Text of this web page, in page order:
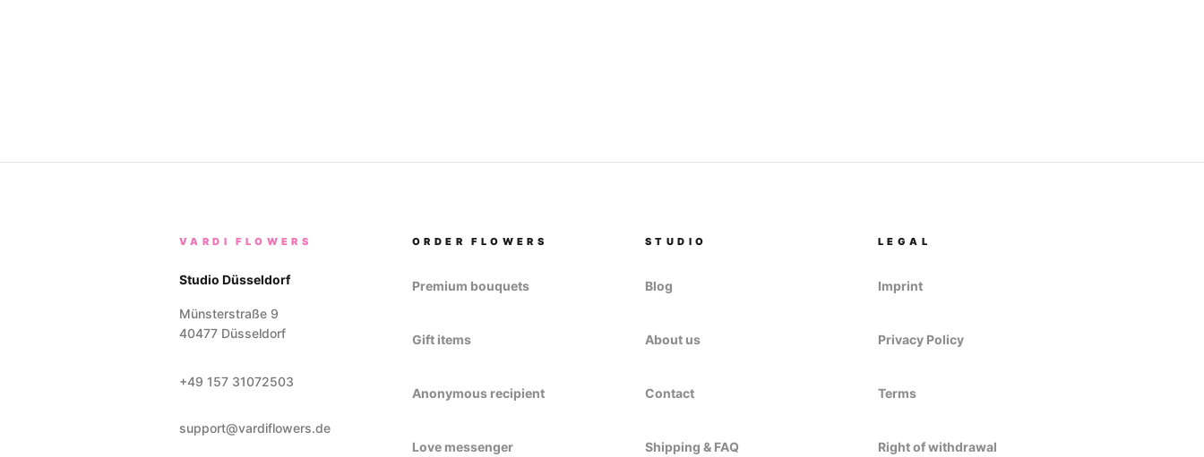
VARDI FLOWERS
Studio Düsseldorf
Münsterstraße 9
40477 Düsseldorf
+49 157 31072503
support@vardiflowers.de
ORDER FLOWERS
Premium bouquets
Gift items
Anonymous recipient
Love messenger
STUDIO
Blog
About us
Contact
Shipping & FAQ
LEGAL
Imprint
Privacy Policy
Terms
Right of withdrawal